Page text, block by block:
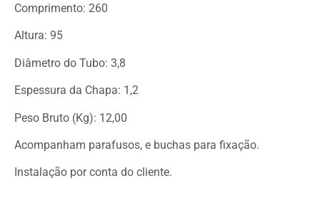
Comprimento: 260
Altura: 95
Diâmetro do Tubo: 3,8
Espessura da Chapa: 1,2
Peso Bruto (Kg): 12,00
Acompanham parafusos, e buchas para fixação.
Instalação por conta do cliente.